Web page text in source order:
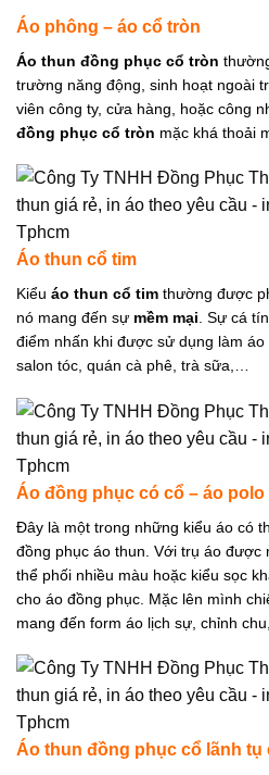
Áo phông – áo cổ tròn
Áo thun đồng phục cổ tròn
trường năng động, sinh hoạt ngoài
viên công ty, cửa hàng, hoặc công
đồng phục cổ tròn mặc khá thoải
Áo thun cổ tim
Kiểu áo thun cổ tim thường được
nó mang đến sự mềm mại. Sự cá
điểm nhấn khi được sử dụng làm
salon tóc, quán cà phê, trà sữa,…
Áo đồng phục có cổ – áo polo
Đây là một trong những kiểu áo có
đồng phục áo thun. Với trụ áo được
thể phối nhiều màu hoặc kiểu sọc
cho áo đồng phục. Mặc lên mình
mang đến form áo lịch sự, chỉnh
Áo thun đồng phục cổ lãnh tụ